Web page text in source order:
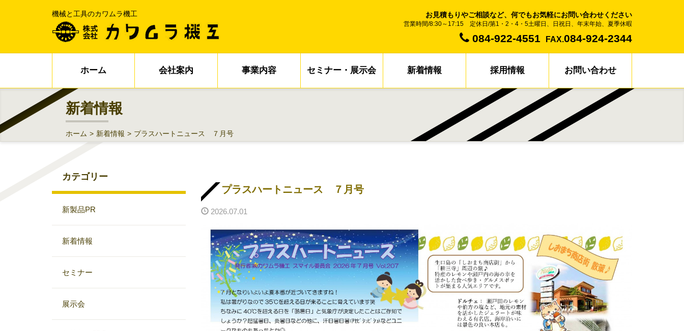
機械と工具のカワムラ機工 お見積もりやご相談など、何でもお気軽にお問い合わせください
営業時間/8:30～17:15 定休日/第1・2・4・5土曜日、日祝日、年末年始、夏季休暇
084-922-4551 FAX.084-924-2344
ホーム 会社案内 事業内容 セミナー・展示会 新着情報 採用情報 お問い合わせ
新着情報
ホーム > 新着情報 > プラスハートニュース ７月号
プラスハートニュース ７月号
2026.07.01
カテゴリー
新製品PR
新着情報
セミナー
展示会